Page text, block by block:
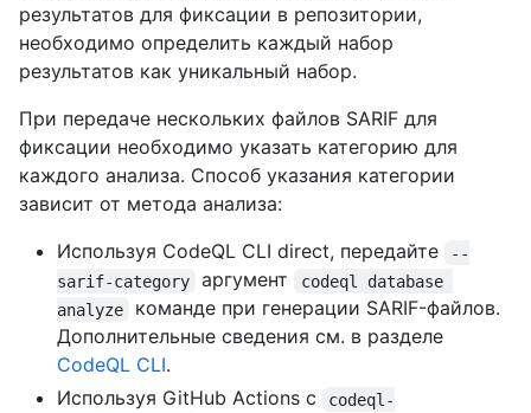
результатов для фиксации в репозитории,
необходимо определить каждый набор
результатов как уникальный набор.
При передаче нескольких файлов SARIF для
фиксации необходимо указать категорию для
каждого анализа. Способ указания категории
зависит от метода анализа:
Используя CodeQL CLI direct, передайте
--
sarif-category
аргумент
codeql database
analyze
команде при генерации SARIF-файлов.
Дополнительные сведения см. в разделе
CodeQL CLI.
Используя GitHub Actions с
codeql-